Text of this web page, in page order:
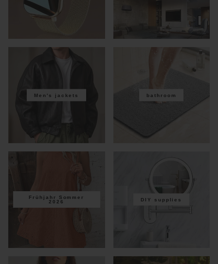
Men's jackets bathroom
Frühjahr Sommer
2026
DIY supplies